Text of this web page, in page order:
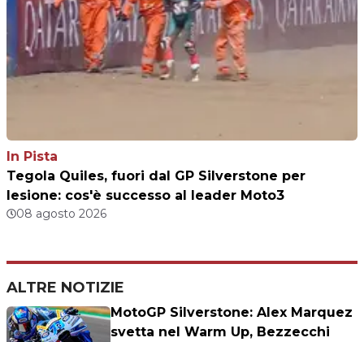
In Pista
Tegola Quiles, fuori dal GP Silverstone per
lesione: cos'è successo al leader Moto3
08 agosto 2026
ALTRE NOTIZIE
MotoGP Silverstone: Alex Marquez
svetta nel Warm Up, Bezzecchi